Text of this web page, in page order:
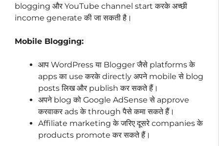
blogging और YouTube channel start करके अच्छी
income generate की जा सकती है।
Mobile Blogging:
आप WordPress या Blogger जैसे platforms के
apps का use करके directly अपने mobile से blog
posts लिख और publish कर सकते हैं।
अपने blog को Google AdSense से approve
करवाकर ads के through पैसे कमा सकते हैं।
Affiliate marketing के जरिए दूसरे companies के
products promote कर सकते हैं।